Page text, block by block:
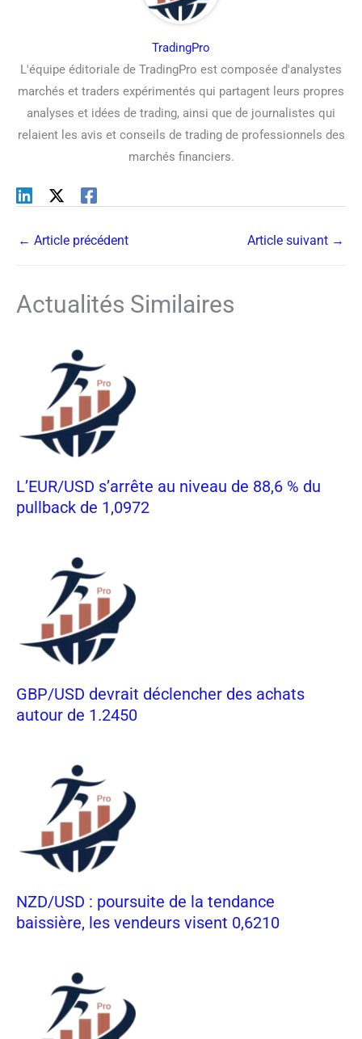
TradingPro
L'équipe éditoriale de TradingPro est composée d'analystes
marchés et traders expérimentés qui partagent leurs propres
analyses et idées de trading, ainsi que de journalistes qui
relaient les avis et conseils de trading de professionnels des
marchés financiers.
← Article précédent Article suivant →
Actualités Similaires
L’EUR/USD s’arrête au niveau de 88,6 % du
pullback de 1,0972
GBP/USD devrait déclencher des achats
autour de 1.2450
NZD/USD : poursuite de la tendance
baissière, les vendeurs visent 0,6210